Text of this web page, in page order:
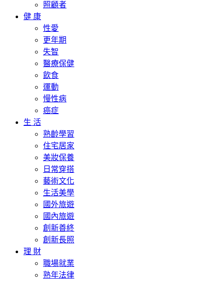
照顧者
健 康
性愛
更年期
失智
醫療保健
飲食
運動
慢性病
癌症
生 活
熟齡學習
住宅居家
美妝保養
日常穿搭
藝術文化
生活美學
國外旅遊
國內旅遊
創新善終
創新長照
理 財
職場就業
熟年法律